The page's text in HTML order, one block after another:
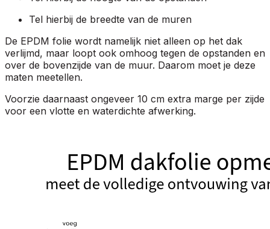
Tel hierbij de breedte van de muren
De EPDM folie wordt namelijk niet alleen op het dak
verlijmd, maar loopt ook omhoog tegen de opstanden en
over de bovenzijde van de muur. Daarom moet je deze
maten meetellen.
Voorzie daarnaast ongeveer 10 cm extra marge per zijde
voor een vlotte en waterdichte afwerking.